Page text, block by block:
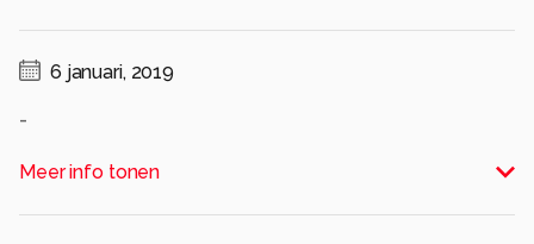
6 januari, 2019
-
Alle rechten voorbehouden
Meer info tonen